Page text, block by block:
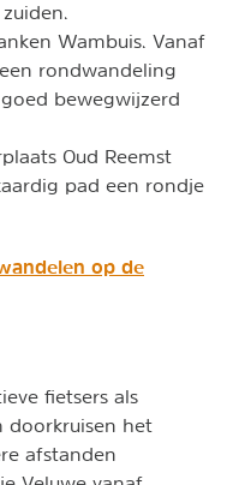
Wambuis. Vanaf
rondwandeling
bewegwijzerd
Oud Reemst
pad een rondje
op de
fietsers als
doorkruisen het
afstanden